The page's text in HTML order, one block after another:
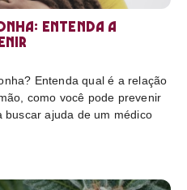
Entenda a
Entenda qual é a relação
como você pode prevenir
ajuda de um médico